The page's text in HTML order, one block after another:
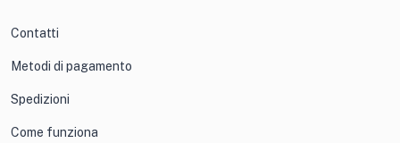
Contatti
Metodi di pagamento
Spedizioni
Come funziona